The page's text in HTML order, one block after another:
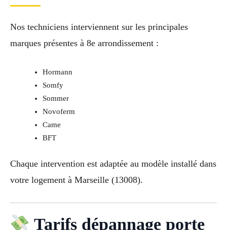
Nos techniciens interviennent sur les principales
marques présentes à 8e arrondissement :
Hormann
Somfy
Sommer
Novoferm
Came
BFT
Chaque intervention est adaptée au modèle installé dans
votre logement à Marseille (13008).
Tarifs dépannage porte